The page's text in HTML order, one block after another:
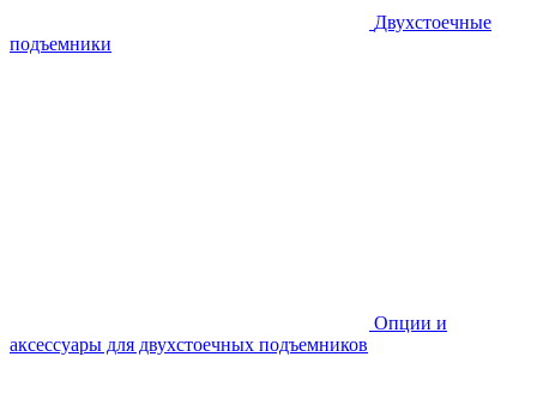
Двухстоечные
подъемники
Опции и
аксессуары для двухстоечных подъемников